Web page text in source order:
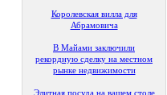
Королевская вилла для
Абрамовича
В Майами заключили
рекордную сделку на местном
рынке недвижимости
Элитная посуда на вашем столе